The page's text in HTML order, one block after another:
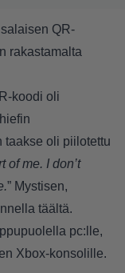
QR-
rakastamalta
koodi oli
taakse oli piilotettu
me. I don’t
” Mystisen,
täältä.
pc:lle,
Xbox-konsolille.